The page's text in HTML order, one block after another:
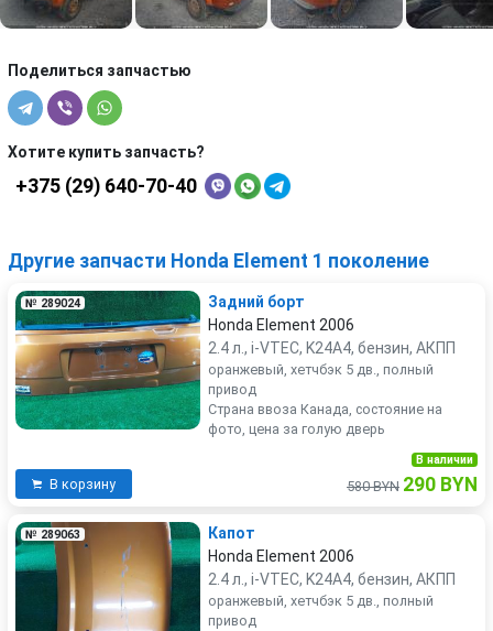
Поделиться запчастью
Хотите купить запчасть?
+375 (29) 640-70-40
Другие запчасти Honda Element 1 поколение
№ 289024
Задний борт
Honda Element 2006
2.4 л., i-VTEC, K24A4, бензин, АКПП
оранжевый, хетчбэк 5 дв., полный
привод
Страна ввоза Канада, состояние на
фото, цена за голую дверь
В корзину
В наличии
580 BYN 290 BYN
№ 289063
Капот
Honda Element 2006
2.4 л., i-VTEC, K24A4, бензин, АКПП
оранжевый, хетчбэк 5 дв., полный
привод